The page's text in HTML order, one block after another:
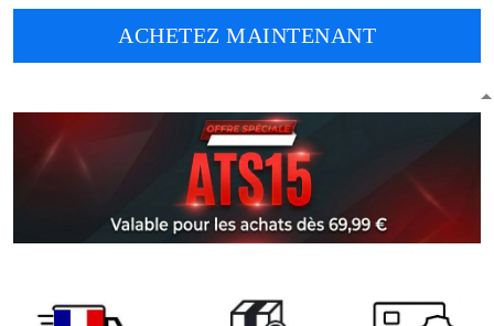
ACHETEZ MAINTENANT